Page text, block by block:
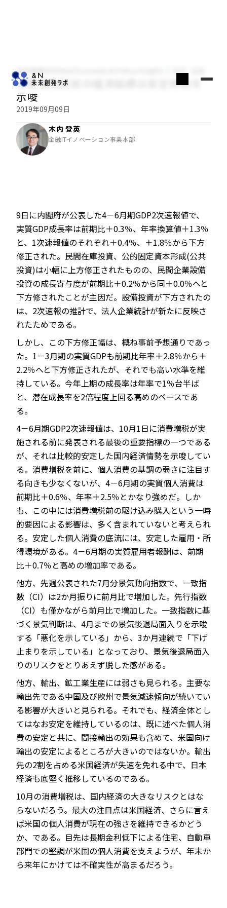
JP EN
木内登英のGlobal Economy & Policy Insight
消費増税直前の経済指標は安定持続を
示唆
2019年09月09日
木内 登英
金融ITイノベーション事業本部
9日に内閣府が公表した4－6月期GDP2次速報値で、
実質GDP成長率は前期比＋0.3％、年率換算値＋1.3％
と、1次速報値のそれぞれ＋0.4％、＋1.8％から下方
修正された。民間在庫投資、公的固定資本形成(公共
投資)は小幅に上方修正されたものの、民間企業設備
投資の成長寄与度が前期比＋0.2％から同＋0.0％へと
下方修されたことが主因だ。設備投資が下方されたの
は、2次速報の推計で、法人企業統計が新たに反映さ
れたためである。
しかし、この下方修正幅は、概ね事前予想通りであっ
た。1－3月期の実質GDPも前期比年率＋2.8％から＋
2.2％へと下方修正されたが、それでも高い水準を維
持している。今年上期の成長率は年率で1％台半ば
と、潜在成長率を2倍程度上回る高めのペースであ
る。
4－6月期GDP2次速報値は、10月1日に消費増税が実
施される前に発表される最後の重要指標の一つである
が、それは比較的安定した国内経済情勢を示唆してい
る。消費増税を前に、個人消費の基調の弱さに注目す
る向きも少なくないが、4－6月期の実質個人消費は
前期比＋0.6％、年率＋2.5％とかなり強めだ。しか
も、この中には消費増税前の駆け込み購入という一時
的要因による影響は、多く含まれていないと考えられ
る。安定した個人消費の底流には、安定した雇用・所
得環境がある。4－6月期の実質雇用者報酬は、前期
比＋0.7％と高めの増加率である。
他方、先週公表された7月分景気動向指数で、一致指
数（CI）は2か月振りに前月比で増加した。先行指数
（CI）も僅かながら前月比で増加した。一致指数に基
づく景気判断は、4月までの景気後退局面入りを示唆
する「悪化を示している」から、3か月連続で「下げ
止まりを示している」となっており、景気後退局面入
りのリスクをとりあえず脱した感がある。
他方、輸出、鉱工業生産には弱さも見られる。主要な
輸出先である中国及び欧州で景気減速傾向が続いてい
る影響が大きいと見られる。それでも、経済全体とし
てはなお安定を維持しているのは、既に述べた個人消
費の安定と共に、間接輸出の効果も含めて、米国向け
輸出の安定によるところが大きいのではないか。輸出
先の2割を占める米国経済が失速を免れる中で、日本
経済も底堅く推移しているのである。
10月の消費増税は、国内経済の大きなリスクとはな
らないだろう。最大の注目点は米国経済、さらに言え
ば米国の個人消費が現在の強さを維持できるかどう
か、である。目先は長期金利低下による住宅、自動車
部門での堅調が米国の個人消費を支えようが、年末か
ら来年にかけては不確実性が高まるだろう。